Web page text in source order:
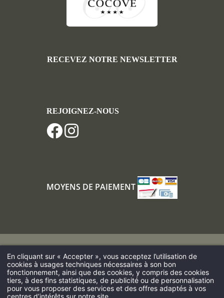
RECEVEZ NOTRE NEWSLETTER
REJOIGNEZ-NOUS
MOYENS DE PAIEMENT
Louer un gîte au Nord de la France
Hôtel proche de Calais et de l’Eurotunnel
Hôtel dans le nord de la France Week-end Nord-Pas-de-Calais
Hôtel Nord-Pas-de-Calais
contact@chateaudecocove.com
En cliquant sur « Accepter », vous acceptez l’utilisation de
cookies à usages techniques nécessaires à son bon
fonctionnement, ainsi que des cookies, y compris des cookies
tiers, à des fins statistiques, de publicité ou de personnalisation
pour vous proposer des services et des offres adaptés à vos
centres d’intérêts sur notre site.